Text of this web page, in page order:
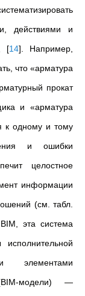
действиями и
[14] . Например,
что «арматура
прокат
и «арматура
к одному и тому
и ошибки
целостное
информации
(см. табл.
эта система
элементами
модели) —